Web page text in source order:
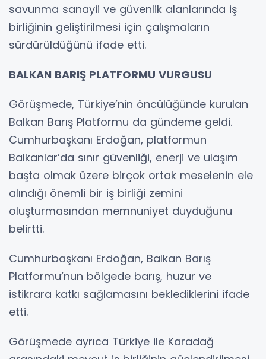
savunma sanayii ve güvenlik alanlarında iş
birliğinin geliştirilmesi için çalışmaların
sürdürüldüğünü ifade etti.
BALKAN BARIŞ PLATFORMU VURGUSU
Görüşmede, Türkiye’nin öncülüğünde kurulan
Balkan Barış Platformu da gündeme geldi.
Cumhurbaşkanı Erdoğan, platformun
Balkanlar’da sınır güvenliği, enerji ve ulaşım
başta olmak üzere birçok ortak meselenin ele
alındığı önemli bir iş birliği zemini
oluşturmasından memnuniyet duyduğunu
belirtti.
Cumhurbaşkanı Erdoğan, Balkan Barış
Platformu’nun bölgede barış, huzur ve
istikrara katkı sağlamasını beklediklerini ifade
etti.
Görüşmede ayrıca Türkiye ile Karadağ